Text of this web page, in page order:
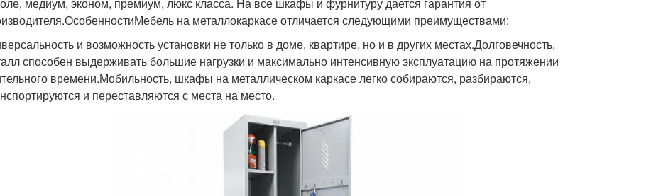
на металлокаркасе отличается следующими преимуществами:
и возможность установки не только в доме, квартире, но и в других местах.Долговечность,
способен выдерживать большие нагрузки и максимально интенсивную эксплуатацию на протяжении
времени.Мобильность, шкафы на металлическом каркасе легко собираются, разбираются,
и переставляются с места на место.